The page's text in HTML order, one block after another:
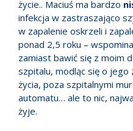
życie.. Maciuś ma bardzo
infekcja w zastraszająco
w zapalenie oskrzeli i
ponad 2,5 roku –
zamiast bawić się z moim
szpitalu, modląc się o jego
życia, poza szpitalnymi
automatu… ale to nic,
żyje.